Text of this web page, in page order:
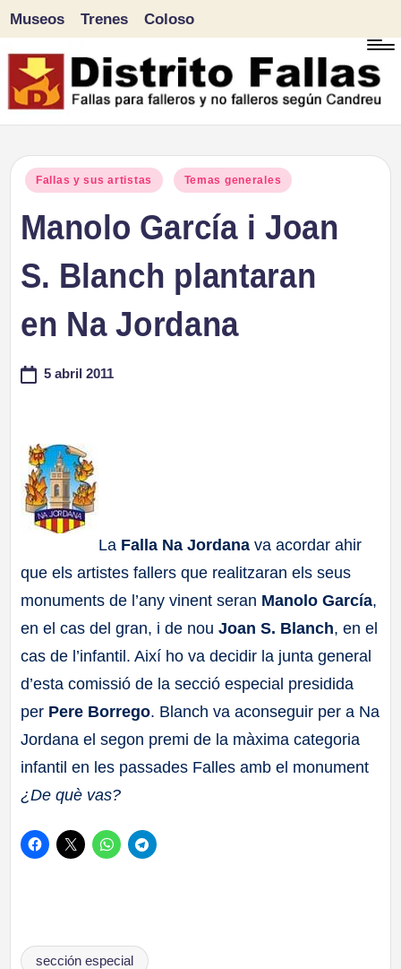
Saltar
al
Museos Trenes Coloso
Publicado
Fallas y sus artistas Temas generales
Manolo García i Joan
S. Blanch plantaran
en Na Jordana
5 abril 2011
La Falla Na Jordana va acordar ahir
que els artistes fallers que realitzaran els seus
monuments de l’any vinent seran Manolo García,
en el cas del gran, i de nou Joan S. Blanch, en el
cas de l’infantil. Així ho va decidir la junta general
d’esta comissió de la secció especial presidida
per Pere Borrego. Blanch va aconseguir per a Na
Jordana el segon premi de la màxima categoria
infantil en les passades Falles amb el monument
¿De què vas?
Etiquetas:
sección especial